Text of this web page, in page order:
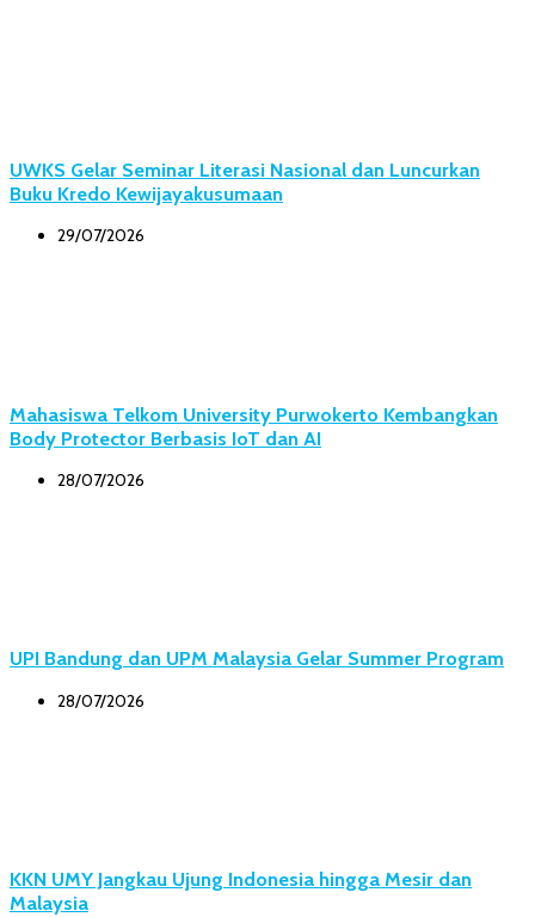
UWKS Gelar Seminar Literasi Nasional dan Luncurkan
Buku Kredo Kewijayakusumaan
29/07/2026
Mahasiswa Telkom University Purwokerto Kembangkan
Body Protector Berbasis IoT dan AI
28/07/2026
UPI Bandung dan UPM Malaysia Gelar Summer Program
28/07/2026
KKN UMY Jangkau Ujung Indonesia hingga Mesir dan
Malaysia